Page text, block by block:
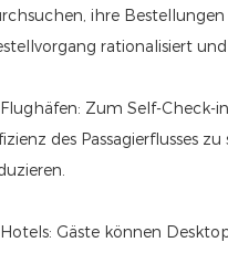
ihre
rationalisiert
Zum Self-Check-
des Passagierflusses
Gäste können